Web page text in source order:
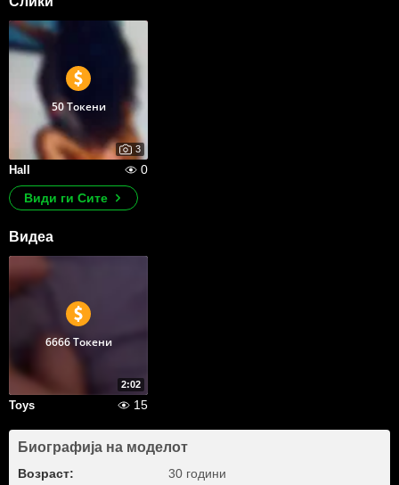
50 Токени
3
Hall
0
Види ги Сите
Видеа
2:02
6666 Токени
Toys 15
Биографија на моделот
Возраст: 30 години